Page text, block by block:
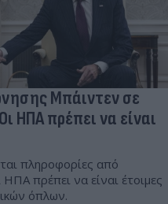
Μπάιντεν σε
ΗΠΑ πρέπει να είναι
πληροφορίες από
πρέπει να είναι έτοιμες
όπλων.